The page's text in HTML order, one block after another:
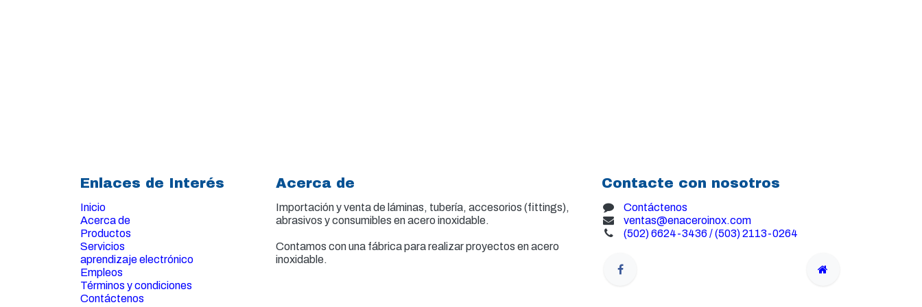
Enlaces de Interés
Inicio
Acerca de
Productos
Servicios
aprendizaje electrónico
Empleos
Términos y condiciones
Contáctenos
Acerca de
Importación y venta de láminas, tubería, accesorios (fittings),
abrasivos y consumibles en acero inoxidable.
Contamos con una fábrica para realizar proyectos en acero
inoxidable.
Contacte con nosotros
Contáctenos
ventas@enaceroinox.com
(502) 6624-3436 / (503) 2113-0264